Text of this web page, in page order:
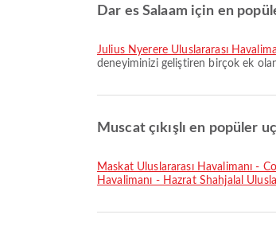
Dar es Salaam için en
Julius Nyerere Uluslararası
deneyiminizi geliştiren birçok ek
Muscat çıkışlı en popüler
Maskat Uluslararası Havalimanı -
Havalimanı - Hazrat Shahjalal